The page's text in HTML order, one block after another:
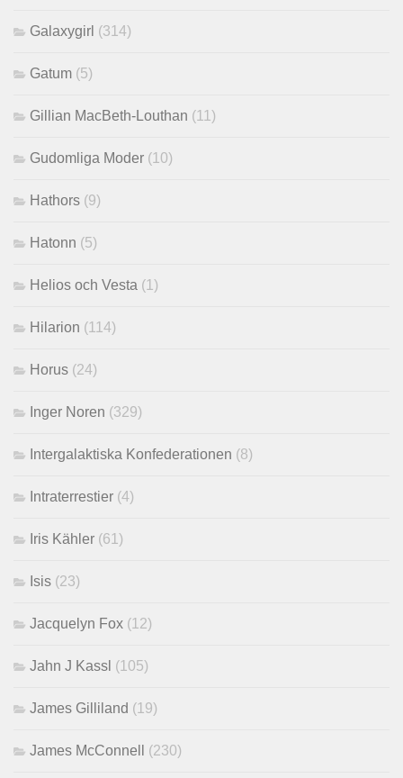
Galaxygirl (314)
Gatum (5)
Gillian MacBeth-Louthan (11)
Gudomliga Moder (10)
Hathors (9)
Hatonn (5)
Helios och Vesta (1)
Hilarion (114)
Horus (24)
Inger Noren (329)
Intergalaktiska Konfederationen (8)
Intraterrestier (4)
Iris Kähler (61)
Isis (23)
Jacquelyn Fox (12)
Jahn J Kassl (105)
James Gilliland (19)
James McConnell (230)